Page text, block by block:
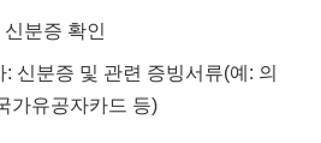
분증 확인
신분증 및 관련 증빙서류(예: 의
가유공자카드 등)